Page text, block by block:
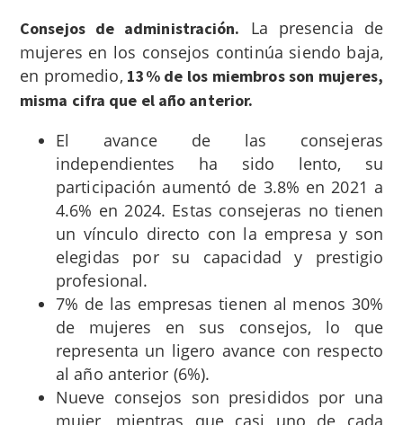
Consejos de administración.
La presencia de
mujeres en los consejos continúa siendo baja,
en promedio, 13% de los miembros son mujeres,
misma cifra que el año anterior.
El avance de las consejeras
independientes ha sido lento, su
participación aumentó de 3.8% en 2021 a
4.6% en 2024. Estas consejeras no tienen
un vínculo directo con la empresa y son
elegidas por su capacidad y prestigio
profesional.
7% de las empresas tienen al menos 30%
de mujeres en sus consejos, lo que
representa un ligero avance con respecto
al año anterior (6%).
Nueve consejos son presididos por una